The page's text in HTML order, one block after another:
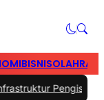
BISNIS
Daya